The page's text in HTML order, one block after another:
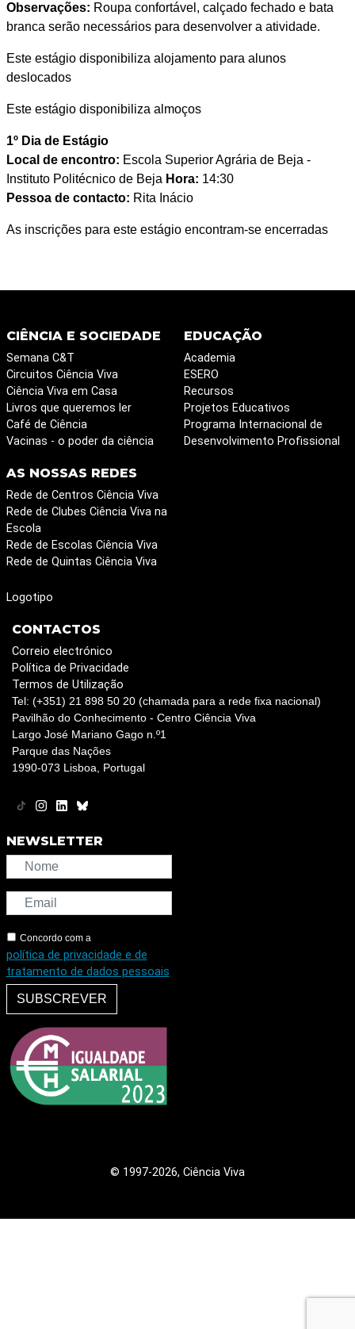
Observações: Roupa confortável, calçado fechado e bata
branca serão necessários para desenvolver a atividade.
Este estágio disponibiliza alojamento para alunos
deslocados
Este estágio disponibiliza almoços
1º Dia de Estágio
Local de encontro: Escola Superior Agrária de Beja -
Instituto Politécnico de Beja Hora: 14:30
Pessoa de contacto: Rita Inácio
As inscrições para este estágio encontram-se encerradas
CIÊNCIA E SOCIEDADE
Semana C&T
Circuitos Ciência Viva
Ciência Viva em Casa
Livros que queremos ler
Café de Ciência
Vacinas - o poder da ciência
EDUCAÇÃO
Academia
ESERO
Recursos
Projetos Educativos
Programa Internacional de
Desenvolvimento Profissional
AS NOSSAS REDES
Rede de Centros Ciência Viva
Rede de Clubes Ciência Viva na
Escola
Rede de Escolas Ciência Viva
Rede de Quintas Ciência Viva
Logotipo
CONTACTOS
Correio electrónico
Política de Privacidade
Termos de Utilização
Tel: (+351) 21 898 50 20 (chamada para a rede fixa nacional)
Pavilhão do Conhecimento - Centro Ciência Viva
Largo José Mariano Gago n.º1
Parque das Nações
1990-073 Lisboa, Portugal
NEWSLETTER
Concordo com a
política de privacidade e de
tratamento de dados pessoais
SUBSCREVER
© 1997-2026, Ciência Viva